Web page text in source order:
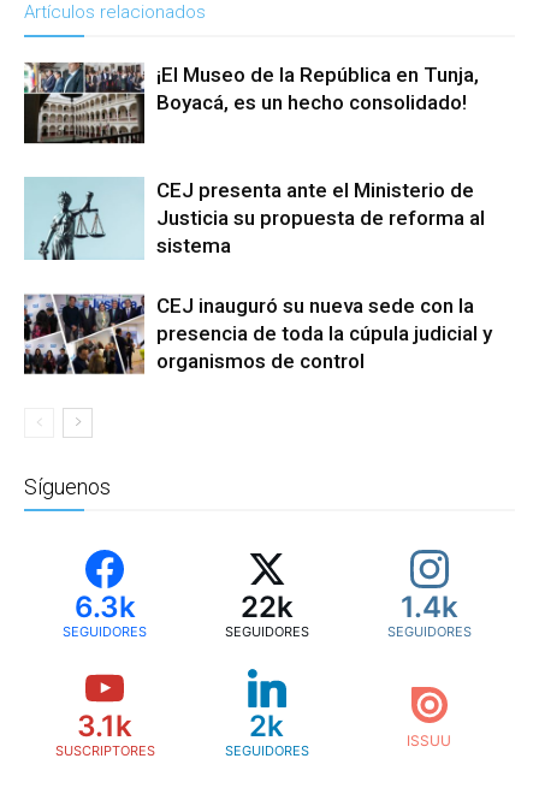
Artículos relacionados
¡El Museo de la República en Tunja,
Boyacá, es un hecho consolidado!
CEJ presenta ante el Ministerio de
Justicia su propuesta de reforma al
sistema
CEJ inauguró su nueva sede con la
presencia de toda la cúpula judicial y
organismos de control
Síguenos
6.3k
SEGUIDORES
22k
SEGUIDORES
1.4k
SEGUIDORES
3.1k
SUSCRIPTORES
2k
SEGUIDORES